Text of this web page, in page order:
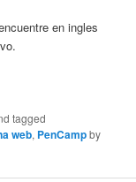
en ingles
tagged
web, PenCampby